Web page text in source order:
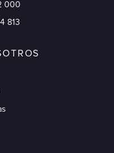
000
813